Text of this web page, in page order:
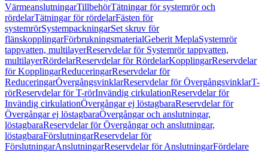
VärmeanslutningarTillbehörTätningar för systemrör och
rördelarTätningar för rördelarFästen för
systemrörSystempackningarSet skruv för
flänskopplingarFörbrukningsmaterialGeberit MeplaSystemrör
tappvatten, multilayerReservdelar för Systemrör tappvatten,
multilayerRördelarReservdelar för RördelarKopplingarReservdelar
för KopplingarReduceringarReservdelar för
ReduceringarÖvergångsvinklarReservdelar för ÖvergångsvinklarT-
rörReservdelar för T-rörInvändig cirkulationReservdelar för
Invändig cirkulationÖvergångar ej löstagbaraReservdelar för
Övergångar ej löstagbaraÖvergångar och anslutningar,
löstagbaraReservdelar för Övergångar och anslutningar,
löstagbaraFörslutningarReservdelar för
FörslutningarAnslutningarReservdelar för AnslutningarFördelare